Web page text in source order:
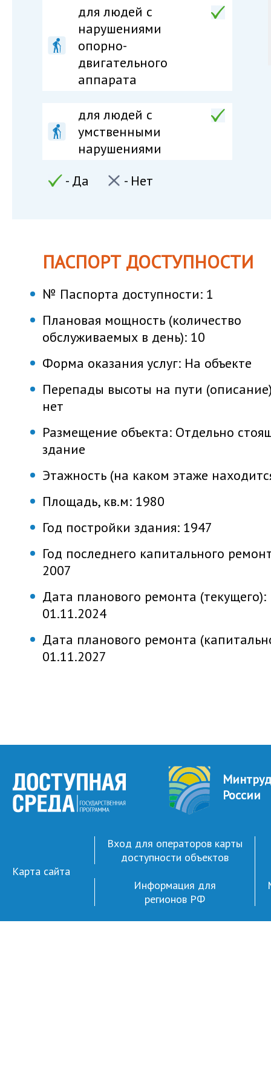
для людей c
нарушениями
опорно-
двигательного
аппарата
для людей c
умственными
нарушениями
- Да
- Нет
ПАСПОРТ ДОСТУПНОСТИ
№ Паспорта доступности: 1
Плановая мощность (количество
обслуживаемых в день): 10
Форма оказания услуг: На объекте
Перепады высоты на пути
нет
Размещение объекта: Отдельно
здание
Этажность (на каком этаже
Площадь, кв.м: 1980
Год постройки здания: 1947
Год последнего капитального
2007
Дата планового ремонта (текущего):
01.11.2024
Дата планового ремонта
01.11.2027
Минтруд
России
Карта сайта
Вход для операторов карты
доступности объектов
Информация для
регионов РФ